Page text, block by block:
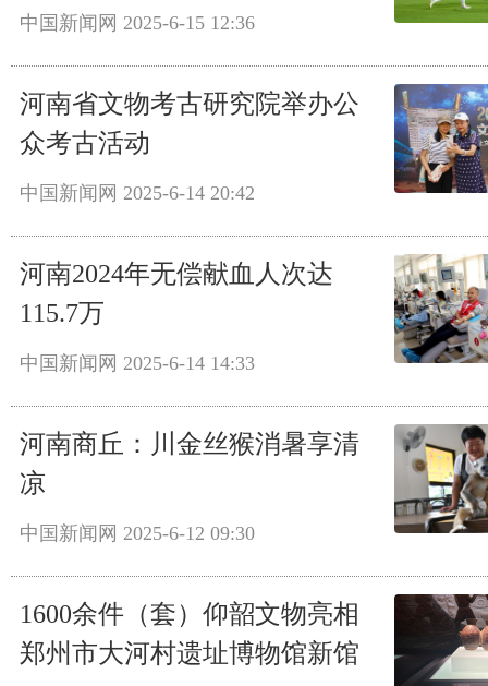
中国新闻网 2025-6-15 12:36
河南省文物考古研究院举办公
众考古活动
中国新闻网 2025-6-14 20:42
河南2024年无偿献血人次达
115.7万
中国新闻网 2025-6-14 14:33
河南商丘：川金丝猴消暑享清
凉
中国新闻网 2025-6-12 09:30
1600余件（套）仰韶文物亮相
郑州市大河村遗址博物馆新馆